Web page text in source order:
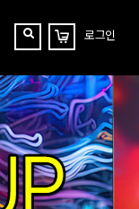
찾
장
바
니
로그인